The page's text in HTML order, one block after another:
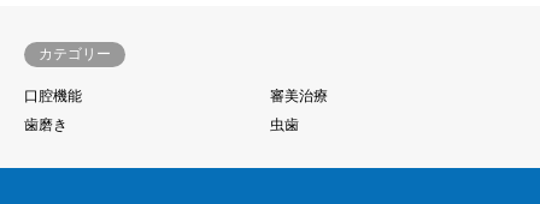
カテゴリー
口腔機能
審美治療
歯磨き
虫歯